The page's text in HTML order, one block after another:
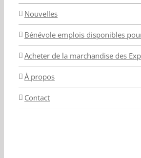
Nouvelles
Bénévole emplois disponibles
Acheter de la marchandise des
À propos
Contact